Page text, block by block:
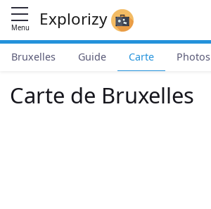
Menu Explorizy
Bruxelles Guide Carte Photos
Carte de Bruxelles